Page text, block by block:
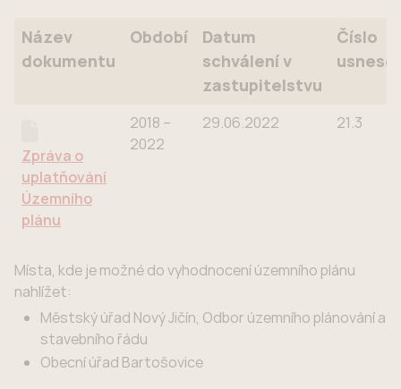
Název
dokumentu
Období
Datum
schválení v
zastupitelstvu
Číslo
Období
Datum
Číslo
Zpráva o
uplatňování
Územního
plánu
2018 –
2022
29.06.2022 21.3
Místa, kde je možné do vyhodnocení územního plánu
nahlížet:
Městský úřad Nový Jičín, Odbor územního plánování a
stavebního řádu
Obecní úřad Bartošovice